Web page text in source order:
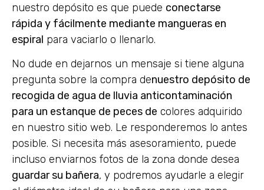
nuestro depósito es que puede conectarse
rápida y fácilmente mediante mangueras en
espiral para vaciarlo o llenarlo.
No dude en dejarnos un mensaje si tiene alguna
pregunta sobre la compra denuestro depósito de
recogida de agua de lluvia anticontaminación
para un estanque de peces de colores adquirido
en nuestro sitio web. Le responderemos lo antes
posible. Si necesita más asesoramiento, puede
incluso enviarnos fotos de la zona donde desea
guardar su bañera, y podremos ayudarle a elegir